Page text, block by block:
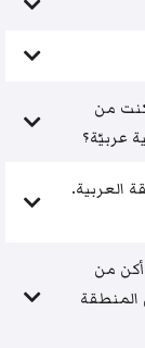
من
عربيّة؟
العربية.
من
المنطقة